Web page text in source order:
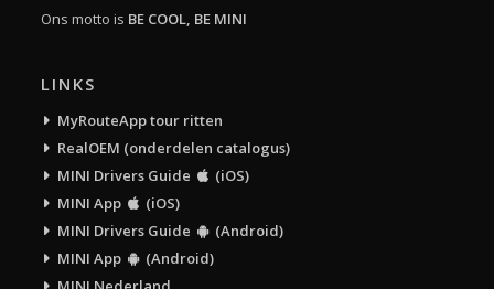
Ons motto is BE COOL, BE MINI
LINKS
MyRouteApp tour ritten
RealOEM (onderdelen catalogus)
MINI Drivers Guide
(iOS)
MINI App
(iOS)
MINI Drivers Guide
(Android)
MINI App
(Android)